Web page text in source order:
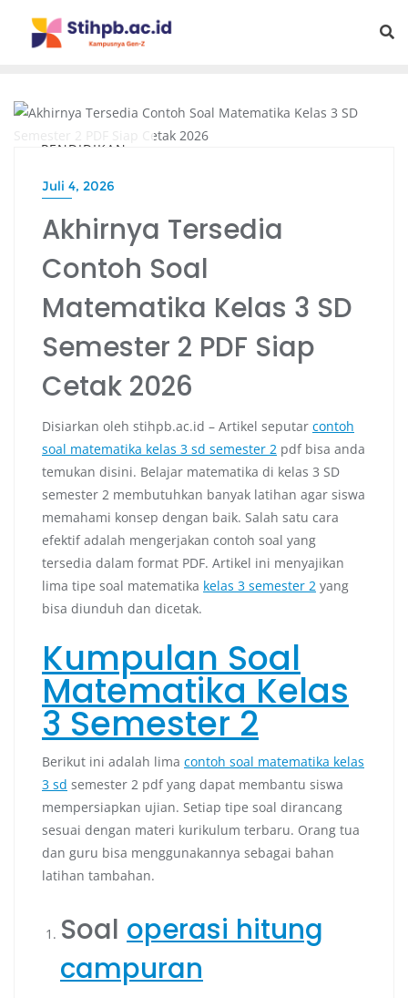
PENDIDIKAN
Juli 4, 2026
Akhirnya Tersedia
Contoh Soal
Matematika Kelas 3 SD
Semester 2 PDF Siap
Cetak 2026
Disiarkan oleh stihpb.ac.id – Artikel seputar contoh
soal matematika kelas 3 sd semester 2 pdf bisa anda
temukan disini. Belajar matematika di kelas 3 SD
semester 2 membutuhkan banyak latihan agar siswa
memahami konsep dengan baik. Salah satu cara
efektif adalah mengerjakan contoh soal yang
tersedia dalam format PDF. Artikel ini menyajikan
lima tipe soal matematika kelas 3 semester 2 yang
bisa diunduh dan dicetak.
Kumpulan Soal
Matematika Kelas
3 Semester 2
Berikut ini adalah lima contoh soal matematika kelas
3 sd semester 2 pdf yang dapat membantu siswa
mempersiapkan ujian. Setiap tipe soal dirancang
sesuai dengan materi kurikulum terbaru. Orang tua
dan guru bisa menggunakannya sebagai bahan
latihan tambahan.
Soal operasi hitung
campuran